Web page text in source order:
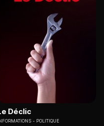
Déclic
POLITIQUE